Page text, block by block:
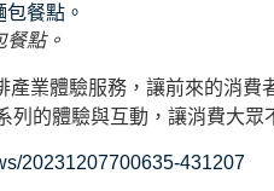
點。
業體驗服務，讓前來的消
的體驗與互動，讓消費大
20231207700635-431207